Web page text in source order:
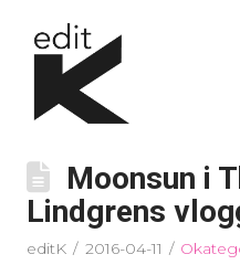
Moonsun i
Lindgrens
editK 2016-04-11